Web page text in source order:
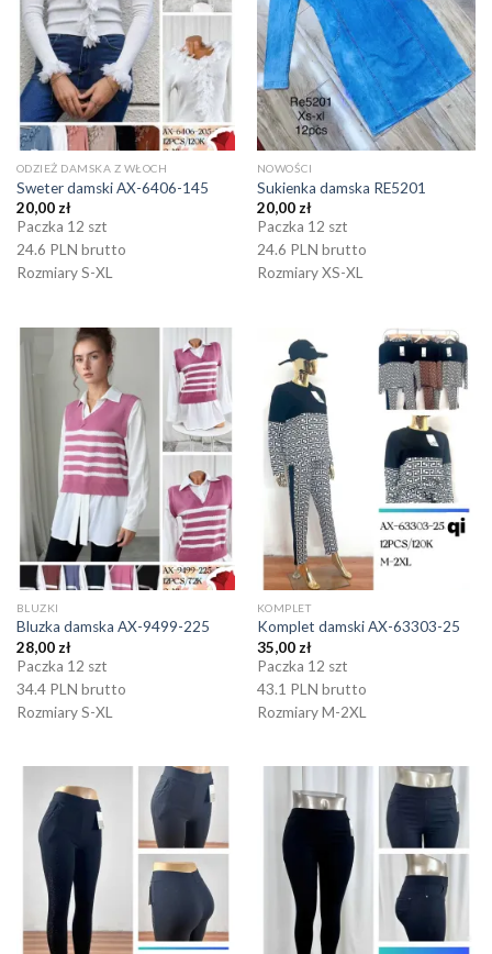
ODZIEŻ DAMSKA Z WŁOCH
Sweter damski AX-6406-145
20,00 zł
Paczka 12 szt
24.6 PLN brutto
Rozmiary S-XL
NOWOŚCI
Sukienka damska RE5201
20,00 zł
Paczka 12 szt
24.6 PLN brutto
Rozmiary XS-XL
BLUZKI
Bluzka damska AX-9499-225
28,00 zł
Paczka 12 szt
34.4 PLN brutto
Rozmiary S-XL
KOMPLET
Komplet damski AX-63303-25
35,00 zł
Paczka 12 szt
43.1 PLN brutto
Rozmiary M-2XL